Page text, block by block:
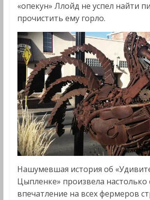
«опекун» Ллойд не успел найти
прочистить ему горло.
Нашумевшая история об
Цыпленке» произвела настолько
впечатление на всех фермеров